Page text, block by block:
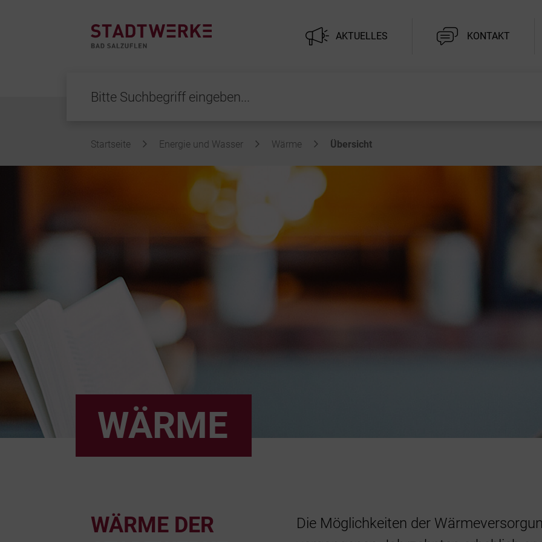
AKTUELLES KONTAKT
Startseite Energie und Wasser Wärme Übersicht
WÄRME
WÄRME DER
Die Möglichkeiten der